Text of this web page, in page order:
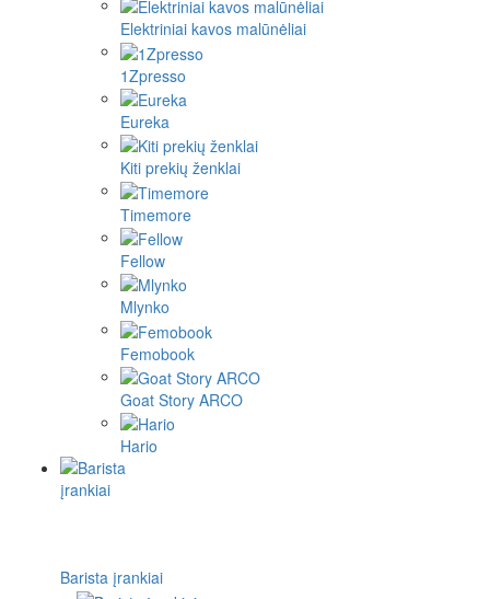
Elektriniai kavos malūnėliai
1Zpresso
Eureka
Kiti prekių ženklai
Timemore
Fellow
Mlynko
Femobook
Goat Story ARCO
Hario
Barista įrankiai